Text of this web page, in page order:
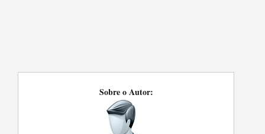
Sobre o Autor: